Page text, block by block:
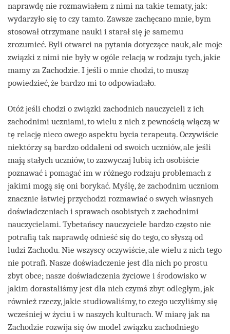
naprawdę nie rozmawiałem z nimi na takie tematy, jak:
wydarzyło się to czy tamto. Zawsze zachęcano mnie, bym
stosował otrzymane nauki i starał się je samemu
zrozumieć. Byli otwarci na pytania dotyczące nauk, ale moje
związki z nimi nie były w ogóle relacją w rodzaju tych, jakie
mamy za Zachodzie. I jeśli o mnie chodzi, to muszę
powiedzieć, że bardzo mi to odpowiadało.
Otóż jeśli chodzi o związki zachodnich nauczycieli z ich
zachodnimi uczniami, to wielu z nich z pewnością włączą w
tę relację nieco owego aspektu bycia terapeutą. Oczywiście
niektórzy są bardzo oddaleni od swoich uczniów, ale jeśli
mają stałych uczniów, to zazwyczaj lubią ich osobiście
poznawać i pomagać im w różnego rodzaju problemach z
jakimi mogą się oni borykać. Myślę, że zachodnim uczniom
znacznie łatwiej przychodzi rozmawiać o swych własnych
doświadczeniach i sprawach osobistych z zachodnimi
nauczycielami. Tybetańscy nauczyciele bardzo często nie
potrafią tak naprawdę odnieść się do tego, co słyszą od
ludzi Zachodu. Nie wszyscy oczywiście, ale wielu z nich tego
nie potrafi. Nasze doświadczenie jest dla nich po prostu
zbyt obce; nasze doświadczenia życiowe i środowisko w
jakim dorastaliśmy jest dla nich czymś zbyt odległym, jak
również rzeczy, jakie studiowaliśmy, to czego uczyliśmy się
wcześniej w życiu i w naszych kulturach. W miarę jak na
Zachodzie rozwija się ów model związku zachodniego